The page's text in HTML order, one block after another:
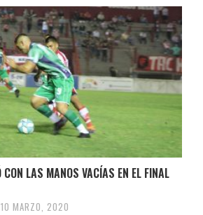
CON LAS MANOS VACÍAS EN EL FINAL
10 MARZO, 2020